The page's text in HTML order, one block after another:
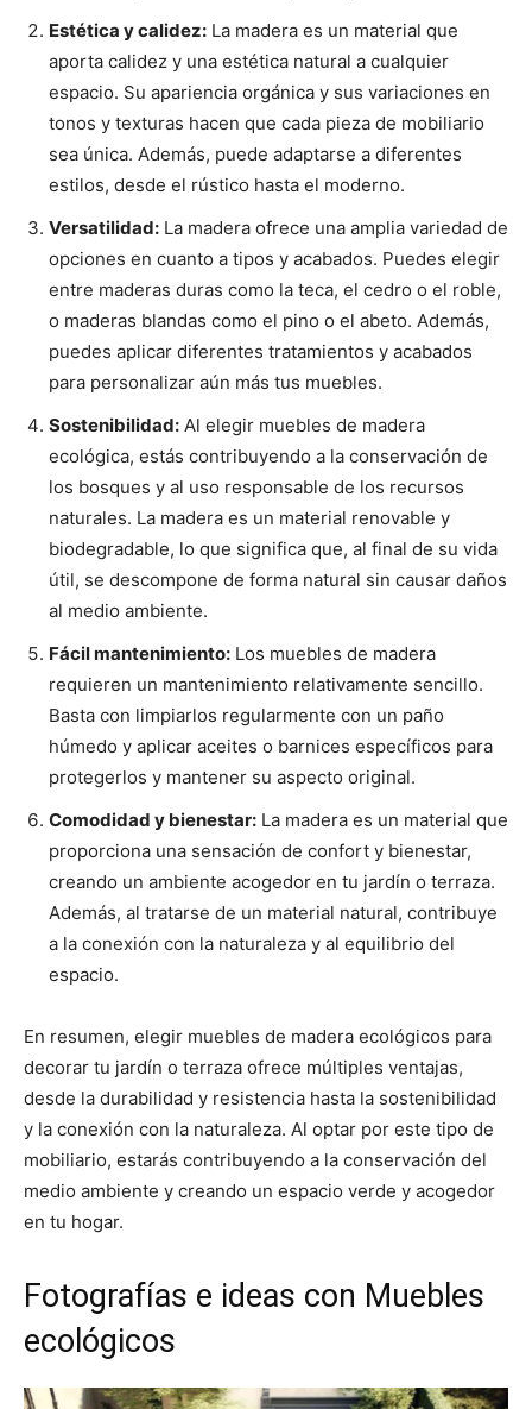
Estética y calidez: La madera es un material que
aporta calidez y una estética natural a cualquier
espacio. Su apariencia orgánica y sus variaciones en
tonos y texturas hacen que cada pieza de mobiliario
sea única. Además, puede adaptarse a diferentes
estilos, desde el rústico hasta el moderno.
Versatilidad: La madera ofrece una amplia variedad de
opciones en cuanto a tipos y acabados. Puedes elegir
entre maderas duras como la teca, el cedro o el roble,
o maderas blandas como el pino o el abeto. Además,
puedes aplicar diferentes tratamientos y acabados
para personalizar aún más tus muebles.
Sostenibilidad: Al elegir muebles de madera
ecológica, estás contribuyendo a la conservación de
los bosques y al uso responsable de los recursos
naturales. La madera es un material renovable y
biodegradable, lo que significa que, al final de su vida
útil, se descompone de forma natural sin causar daños
al medio ambiente.
Fácil mantenimiento: Los muebles de madera
requieren un mantenimiento relativamente sencillo.
Basta con limpiarlos regularmente con un paño
húmedo y aplicar aceites o barnices específicos para
protegerlos y mantener su aspecto original.
Comodidad y bienestar: La madera es un material que
proporciona una sensación de confort y bienestar,
creando un ambiente acogedor en tu jardín o terraza.
Además, al tratarse de un material natural, contribuye
a la conexión con la naturaleza y al equilibrio del
espacio.
En resumen, elegir muebles de madera ecológicos para
decorar tu jardín o terraza ofrece múltiples ventajas,
desde la durabilidad y resistencia hasta la sostenibilidad
y la conexión con la naturaleza. Al optar por este tipo de
mobiliario, estarás contribuyendo a la conservación del
medio ambiente y creando un espacio verde y acogedor
en tu hogar.
Fotografías e ideas con Muebles
ecológicos